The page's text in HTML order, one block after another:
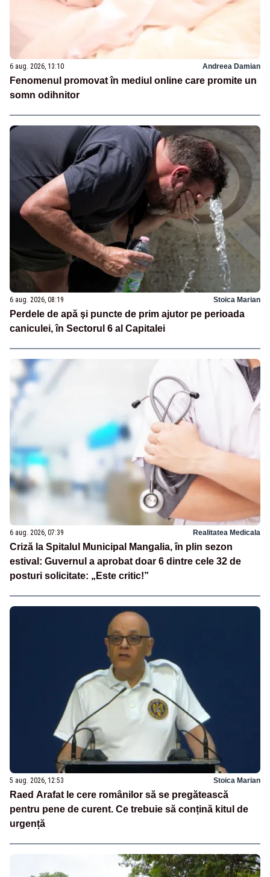
6 aug. 2026, 13:10 Andreea Damian
Fenomenul promovat în mediul online care promite un
somn odihnitor
6 aug. 2026, 08:19 Stoica Marian
Perdele de apă şi puncte de prim ajutor pe perioada
caniculei, în Sectorul 6 al Capitalei
6 aug. 2026, 07:39 Realitatea Medicala
Criză la Spitalul Municipal Mangalia, în plin sezon
estival: Guvernul a aprobat doar 6 dintre cele 32 de
posturi solicitate: „Este critic!”
5 aug. 2026, 12:53 Stoica Marian
Raed Arafat le cere românilor să se pregătească
pentru pene de curent. Ce trebuie să conțină kitul de
urgență